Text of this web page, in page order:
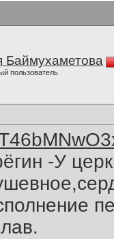
Баймухаметова
пользователь
-У